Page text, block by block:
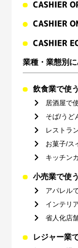
CASHIER
CASHIER
CASHIER
業種・業態別
飲食業で使う
居酒屋で
そば/うど
レストラ
お菓子/ス
キッチン
小売業で使う
アパレル
インテリ
省人化店
レジャー業